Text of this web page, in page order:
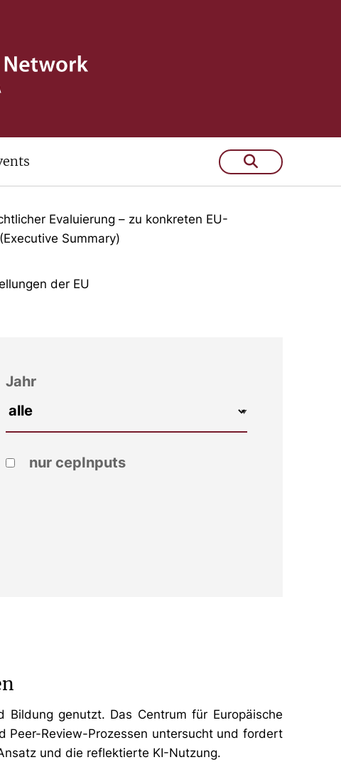
Jahre:
Evaluierung – zu konkreten EU-
Summary)
der EU
Jahr
nur cepInputs
genutzt. Das Centrum für Europäische
Peer-Review-Prozessen untersucht und fordert
und die reflektierte KI-Nutzung.